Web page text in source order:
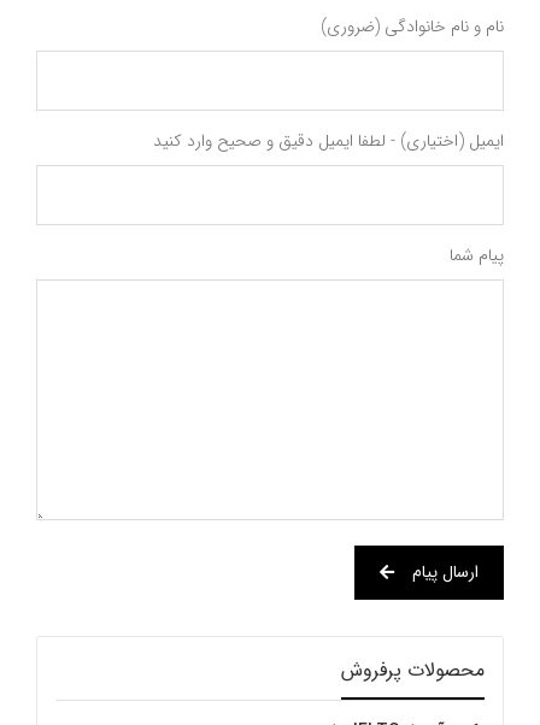
نام و نام خانوادگی (ضروری)
ایمیل (اختیاری) - لطفا ایمیل دقیق و صحیح وارد کنید
پیام شما
ارسال پیام
محصولات پرفروش